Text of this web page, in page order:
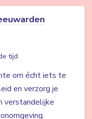
tijd
om écht iets te
en verzorg je
verstandelijke